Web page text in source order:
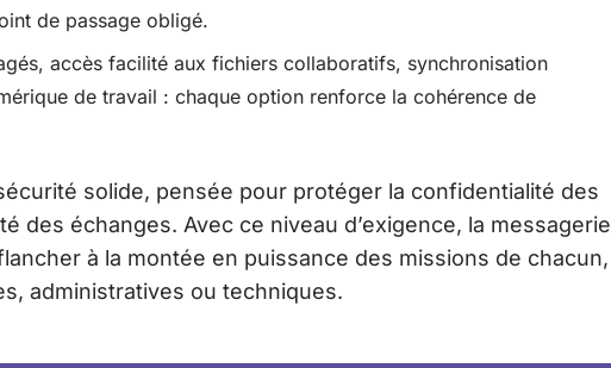
de passage obligé.
accès facilité aux fichiers collaboratifs, synchronisation
de travail : chaque option renforce la cohérence de
solide, pensée pour protéger la confidentialité des
des échanges. Avec ce niveau d’exigence, la messagerie
à la montée en puissance des missions de chacun,
administratives ou techniques.